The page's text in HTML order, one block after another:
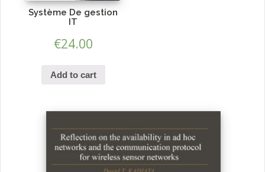
Système De gestion
IT
€24.00
Add to cart